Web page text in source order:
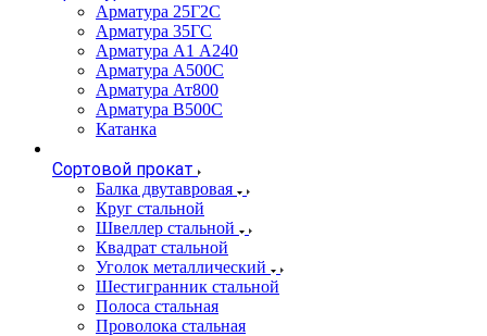
Арматура 25Г2С
Арматура 35ГС
Арматура А1 А240
Арматура А500С
Арматура Ат800
Арматура В500С
Катанка
Сортовой прокат
Балка двутавровая
Круг стальной
Швеллер стальной
Квадрат стальной
Уголок металлический
Шестигранник стальной
Полоса стальная
Проволока стальная